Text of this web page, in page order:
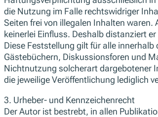
die Nutzung im Falle rechtswidriger
Seiten frei von illegalen Inhalten
keinerlei Einfluss. Deshalb distanziert
Diese Feststellung gilt für alle
Gästebüchern, Diskussionsforen und
Nichtnutzung solcherart dargebotener
die jeweilige Veröffentlichung lediglich
3. Urheber- und Kennzeichenrecht
Der Autor ist bestrebt, in allen